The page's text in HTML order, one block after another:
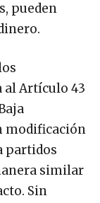
pueden
al Artículo 43
modificación
partidos
similar
Sin